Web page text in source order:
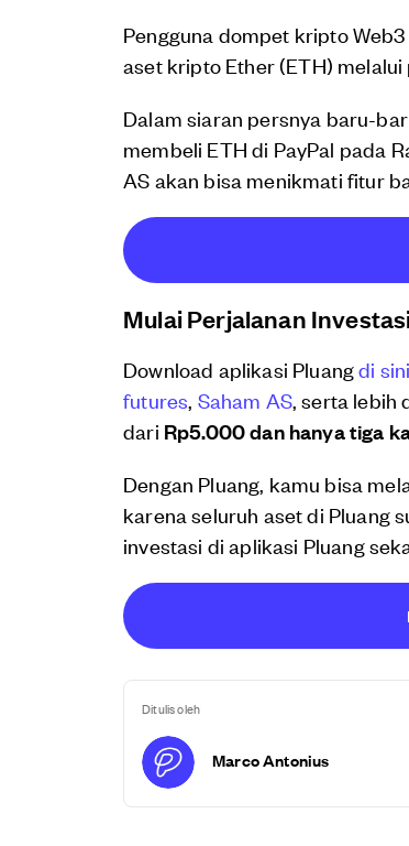
Pengguna dompet kripto
aset kripto Ether (ETH)
Dalam siaran persnya baru-
membeli ETH di PayPal pada
AS akan bisa menikmati fitur
Mulai Perjalanan
Download aplikasi Pluangdi sini
futures Saham AS, serta lebih
dari Rp5.000 dan hanya tiga
Dengan Pluang, kamu bisa
karena seluruh aset di Pluang
investasi di aplikasi Pluang
Ditulis oleh
Marco Antonius